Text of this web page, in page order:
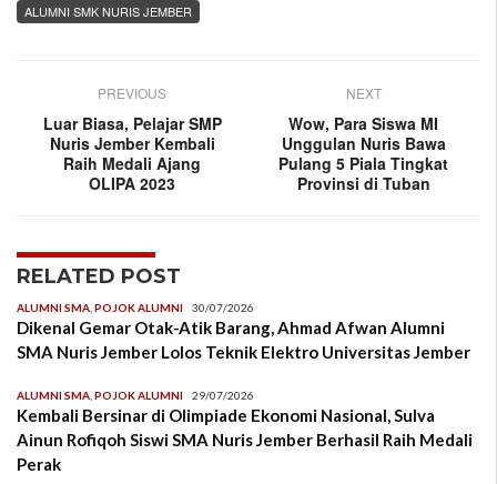
ALUMNI SMK NURIS JEMBER
PREVIOUS
Luar Biasa, Pelajar SMP
Nuris Jember Kembali
Raih Medali Ajang
OLIPA 2023
NEXT
Wow, Para Siswa MI
Unggulan Nuris Bawa
Pulang 5 Piala Tingkat
Provinsi di Tuban
RELATED POST
ALUMNI SMA POJOK ALUMNI 30/07/2026
Dikenal Gemar Otak-Atik Barang, Ahmad Afwan Alumni
SMA Nuris Jember Lolos Teknik Elektro Universitas Jember
ALUMNI SMA POJOK ALUMNI 29/07/2026
Kembali Bersinar di Olimpiade Ekonomi Nasional, Sulva
Ainun Rofiqoh Siswi SMA Nuris Jember Berhasil Raih Medali
Perak